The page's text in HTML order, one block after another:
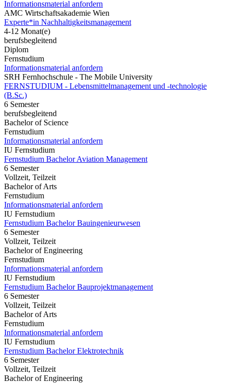
Informationsmaterial anfordern
AMC Wirtschaftsakademie Wien
Experte*in Nachhaltigkeitsmanagement
4-12 Monat(e)
berufsbegleitend
Diplom
Fernstudium
Informationsmaterial anfordern
SRH Fernhochschule - The Mobile University
FERNSTUDIUM - Lebensmittelmanagement und -technologie
(B.Sc.)
6 Semester
berufsbegleitend
Bachelor of Science
Fernstudium
Informationsmaterial anfordern
IU Fernstudium
Fernstudium Bachelor Aviation Management
6 Semester
Vollzeit, Teilzeit
Bachelor of Arts
Fernstudium
Informationsmaterial anfordern
IU Fernstudium
Fernstudium Bachelor Bauingenieurwesen
6 Semester
Vollzeit, Teilzeit
Bachelor of Engineering
Fernstudium
Informationsmaterial anfordern
IU Fernstudium
Fernstudium Bachelor Bauprojektmanagement
6 Semester
Vollzeit, Teilzeit
Bachelor of Arts
Fernstudium
Informationsmaterial anfordern
IU Fernstudium
Fernstudium Bachelor Elektrotechnik
6 Semester
Vollzeit, Teilzeit
Bachelor of Engineering